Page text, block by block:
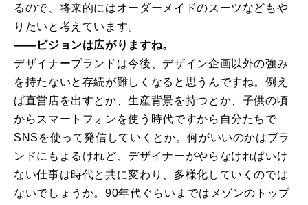
るので、将来的にはオーダーメイドのスーツなどもや
りたいと考えています。
――ビジョンは広がりますね。
デザイナーブランドは今後、デザイン企画以外の強み
を持たないと存続が難しくなると思うんですね。例え
ば直営店を出すとか、生産背景を持つとか、子供の頃
からスマートフォンを使う時代ですから自分たちで
SNSを使って発信していくとか。何がいいのかはブラ
ンドにもよるけれど、デザイナーがやらなければいけ
ない仕事は時代と共に変わり、多様化していくのでは
ないでしょうか。90年代ぐらいまではメゾンのトップ